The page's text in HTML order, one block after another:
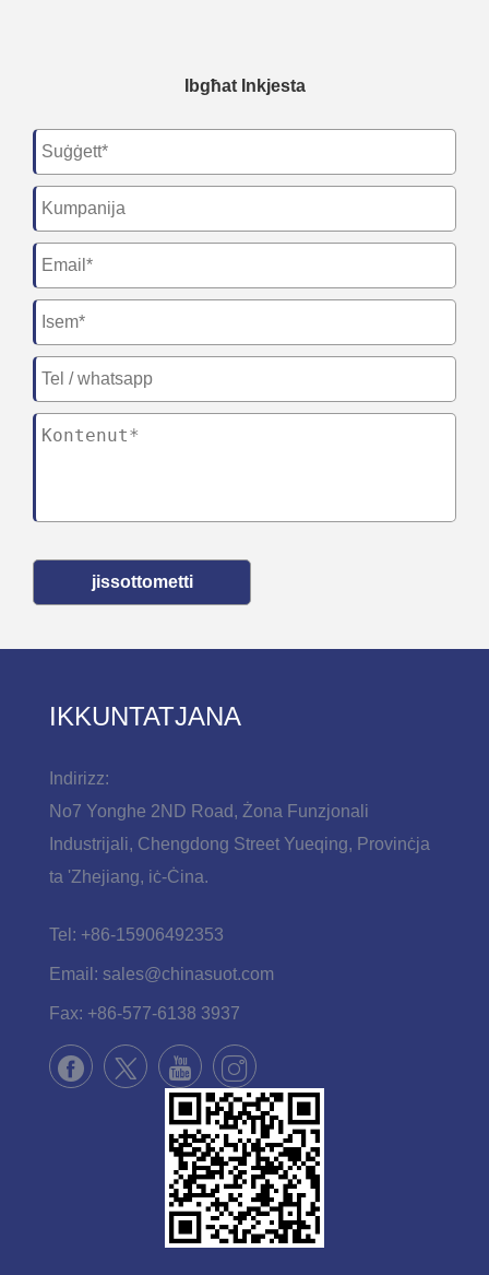
Ibgħat Inkjesta
jissottometti
IKKUNTATJANA
Indirizz:
No7 Yonghe 2ND Road, Żona Funzjonali
Industrijali, Chengdong Street Yueqing, Provinċja
ta 'Zhejiang, iċ-Ċina.
Tel: +86-15906492353
Email: sales@chinasuot.com
Fax: +86-577-6138 3937